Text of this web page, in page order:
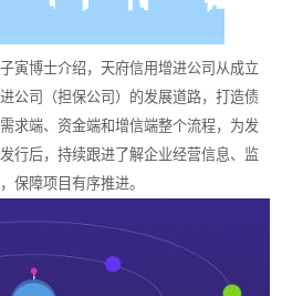
寅博士介绍，天府信用增进公司从成立
公司（担保公司）的发展道路，打造债
求端、资金端和增信端整个流程，为发
行后，持续跟进了解企业经营信息、监
保障项目有序推进。